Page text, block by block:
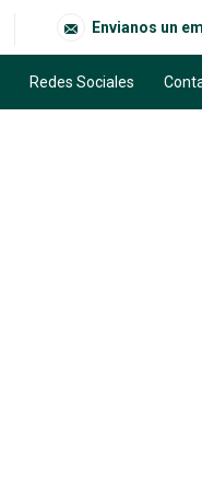
Envianos un
Redes Sociales